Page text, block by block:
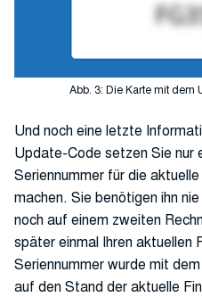
Abb. 3: Die Karte mit dem
Und noch eine letzte
Update-Code setzen Sie nur
Seriennummer für die
machen. Sie benötigen ihn
noch auf einem zweiten
später einmal Ihren aktuellen
Seriennummer wurde mit
auf den Stand der aktuelle